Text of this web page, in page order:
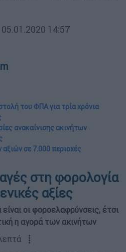
05.01.2020 14:57
του ΦΠΑ για τρία χρόνια
ανακαίνισης ακινήτων
αξιών σε 7.000 περιοχές
στη φορολογία
αξίες
οι φοροελαφρύνσεις, έτσι
η αγορά των ακινήτων
┋